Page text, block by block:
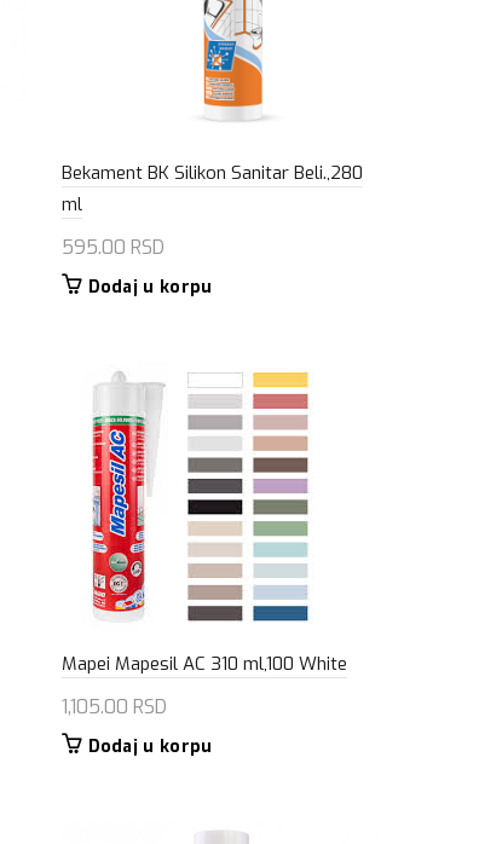
Bekament BK Silikon Sanitar Beli.,280
ml
595.00 RSD
Dodaj u korpu
Mapei Mapesil AC 310 ml,100 White
1,105.00 RSD
Dodaj u korpu